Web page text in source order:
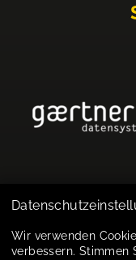
Wir verwenden
verbessern. Stimmen